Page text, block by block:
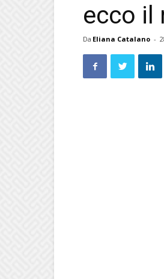
ecco il
Da Eliana Catalano -